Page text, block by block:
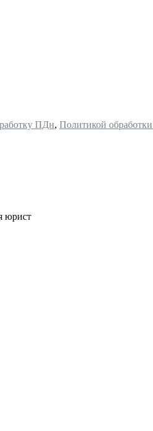
ПДн, Политикой
юрист